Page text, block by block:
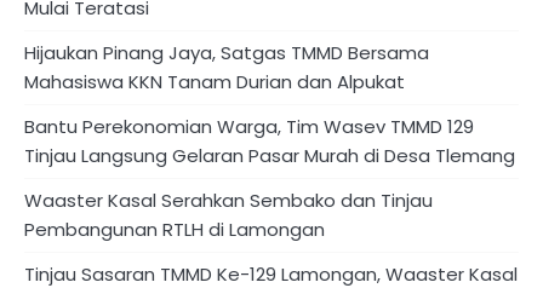
Mulai Teratasi
Hijaukan Pinang Jaya, Satgas TMMD Bersama
Mahasiswa KKN Tanam Durian dan Alpukat
Bantu Perekonomian Warga, Tim Wasev TMMD 129
Tinjau Langsung Gelaran Pasar Murah di Desa Tlemang
Waaster Kasal Serahkan Sembako dan Tinjau
Pembangunan RTLH di Lamongan
Tinjau Sasaran TMMD Ke-129 Lamongan, Waaster Kasal